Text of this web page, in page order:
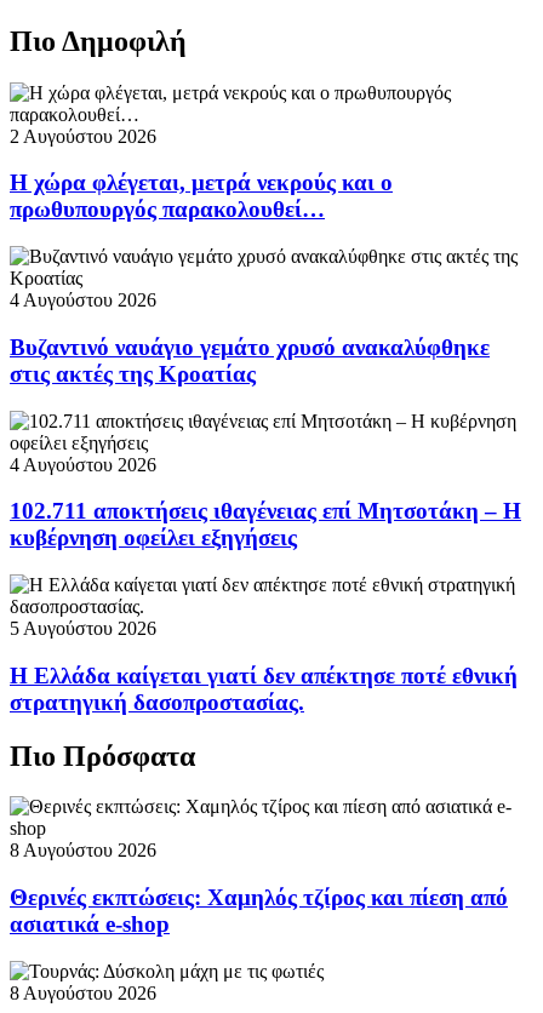
Πιο Δημοφιλή
2 Αυγούστου 2026
Η χώρα φλέγεται, μετρά νεκρούς και ο
πρωθυπουργός παρακολουθεί…
4 Αυγούστου 2026
Βυζαντινό ναυάγιο γεμάτο χρυσό ανακαλύφθηκε
στις ακτές της Κροατίας
4 Αυγούστου 2026
102.711 αποκτήσεις ιθαγένειας επί Μητσοτάκη – Η
κυβέρνηση οφείλει εξηγήσεις
5 Αυγούστου 2026
Η Ελλάδα καίγεται γιατί δεν απέκτησε ποτέ εθνική
στρατηγική δασοπροστασίας.
Πιο Πρόσφατα
8 Αυγούστου 2026
Θερινές εκπτώσεις: Χαμηλός τζίρος και πίεση από
ασιατικά e-shop
8 Αυγούστου 2026